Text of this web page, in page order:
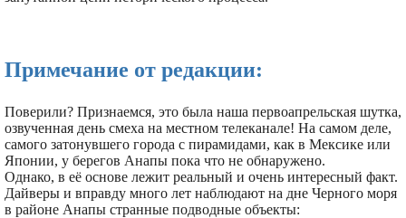
Примечание от редакции:
Поверили? Признаемся, это была наша первоапрельская шутка,
озвученная день смеха на местном телеканале! На самом деле,
самого затонувшего города с пирамидами, как в Мексике или
Японии, у берегов Анапы пока что не обнаружено.
Однако, в её основе лежит реальный и очень интересный факт.
Дайверы и вправду много лет наблюдают на дне Черного моря
в районе Анапы странные подводные объекты: